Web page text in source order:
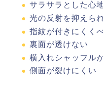
サラサラとした心
光の反射を抑えら
指紋が付きにくく
裏面が透けない
横入れシャッフル
側面が裂けにくい